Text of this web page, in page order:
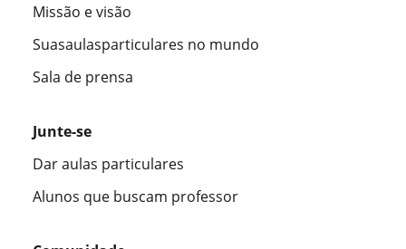
Missão e visão
Suasaulasparticulares no mundo
Sala de prensa
Junte-se
Dar aulas particulares
Alunos que buscam professor